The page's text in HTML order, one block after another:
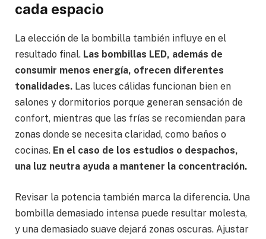
cada espacio
La elección de la bombilla también influye en el
resultado final. Las bombillas LED, además de
consumir menos energía, ofrecen diferentes
tonalidades. Las luces cálidas funcionan bien en
salones y dormitorios porque generan sensación de
confort, mientras que las frías se recomiendan para
zonas donde se necesita claridad, como baños o
cocinas. En el caso de los estudios o despachos,
una luz neutra ayuda a mantener la concentración.
Revisar la potencia también marca la diferencia. Una
bombilla demasiado intensa puede resultar molesta,
y una demasiado suave dejará zonas oscuras. Ajustar